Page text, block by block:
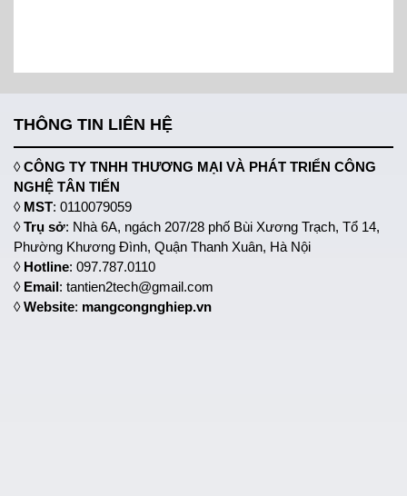
THÔNG TIN LIÊN HỆ
◊CÔNG TY TNHH THƯƠNG MẠI VÀ PHÁT TRIỂN CÔNG
NGHỆ TÂN TIẾN
◊ MST: 0110079059
◊Trụ sở: Nhà 6A, ngách 207/28 phố Bùi Xương Trạch, Tổ 14,
Phường Khương Đình, Quận Thanh Xuân, Hà Nội
◊ Hotline: 097.787.0110
◊ Email: tantien2tech@gmail.com
◊Website: mangcongnghiep.vn